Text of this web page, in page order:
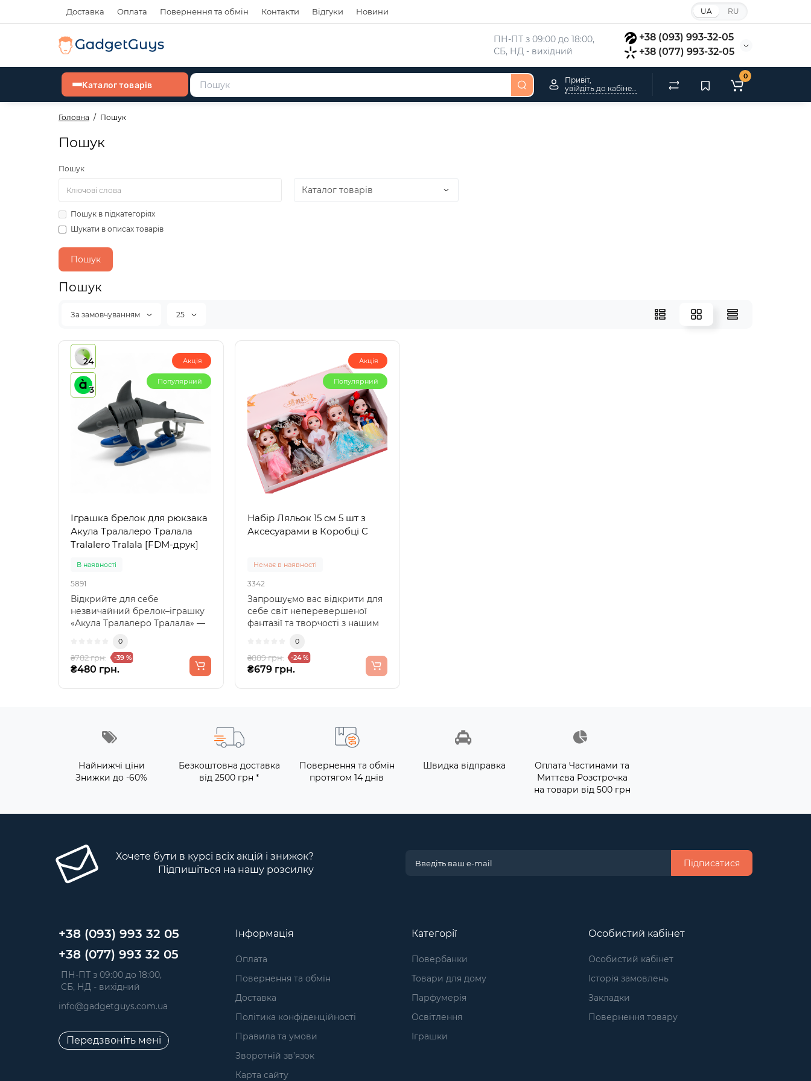
Доставка Оплата Повернення та обмін Контакти Відгуки Новини UA RU
ПН-ПТ з 09:00 до 18:00,
СБ, НД - вихідний
+38 (093) 993-32-05
+38 (077) 993-32-05
Каталог товарів
Привіт,
0
Головна Пошук
Пошук
Пошук
Пошук в підкатегоріях
Шукати в описах товарів
Пошук
За замовчуванням 25
24
3
Акція
Популярний
Іграшка брелок для рюкзака
Акула Тралалеро Тралала
Tralalero Tralala [FDM-друк]
В наявності
5891
Відкрийте для себе
незвичайний брелок–іграшку
«Акула Тралалеро Тралала» —
0
₴782 грн. -39 %
₴480 грн.
Акція
Популярний
Набір Ляльок 15 см 5 шт з
Аксесуарами в Коробці C
Немає в наявності
3342
Запрошуємо вас відкрити для
себе світ неперевершеної
фантазії та творчості з нашим
0
₴889 грн. -24 %
₴679 грн.
Найнижчі ціни
Знижки до -60%
Безкоштовна доставка
від 2500 грн *
Повернення та обмін
протягом 14 днів
Швидка відправка
Оплата Частинами та
Миттєва Розстрочка
на товари від 500 грн
Хочете бути в курсі всіх акцій і знижок?
Підпишіться на нашу розсилку
Підписатися
+38 (093) 993 32 05
+38 (077) 993 32 05
ПН-ПТ з 09:00 до 18:00,
СБ, НД - вихідний
info@gadgetguys.com.ua
Передзвоніть мені
Інформація
Оплата
Повернення та обмін
Доставка
Політика конфіденційності
Правила та умови
Зворотній зв’язок
Карта сайту
Категорії
Повербанки
Товари для дому
Парфумерія
Освітлення
Іграшки
Особистий кабінет
Особистий кабінет
Історія замовлень
Закладки
Повернення товару